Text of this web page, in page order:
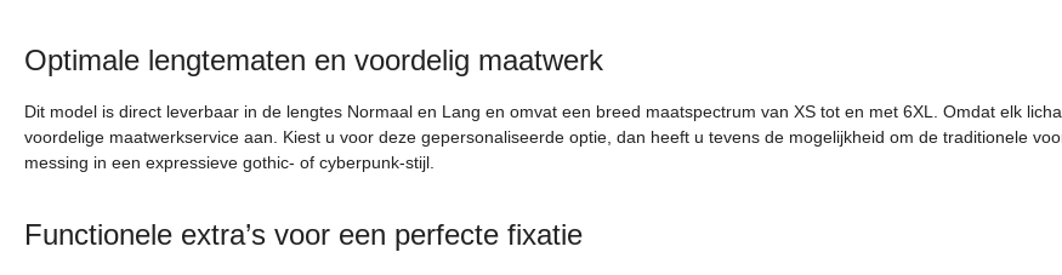
Optimale lengtematen en voordelig maatwerk
Dit model is direct leverbaar in de lengtes Normaal en Lang en omvat een breed maatspectrum van XS tot en met 6XL. Omdat elk
voordelige maatwerkservice aan. Kiest u voor deze gepersonaliseerde optie, dan heeft u tevens de mogelijkheid om de traditionele
messing in een expressieve gothic- of cyberpunk-stijl.
Functionele extra’s voor een perfecte fixatie